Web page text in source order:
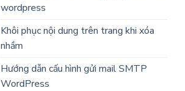
wordpress
Khôi phục nội dung trên trang khi xóa
nhầm
Hướng dẫn cấu hình gửi mail SMTP
WordPress